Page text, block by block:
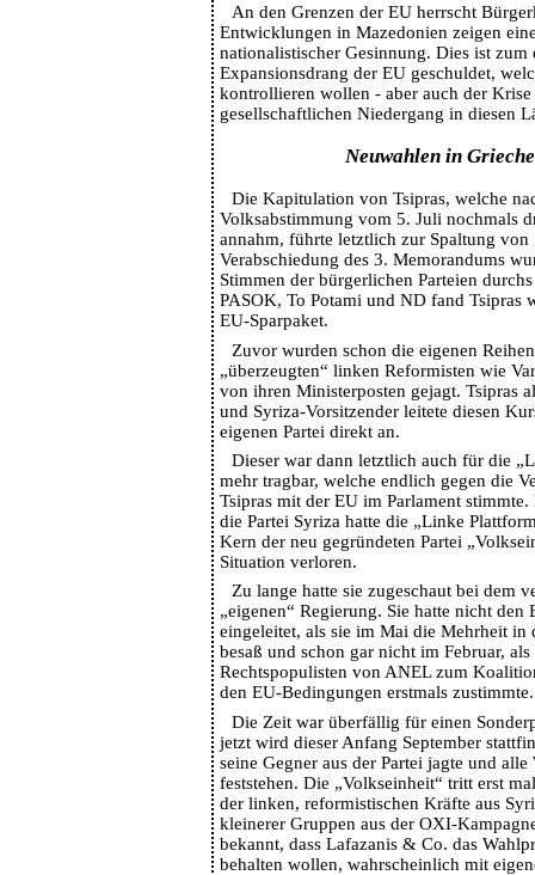
An den Grenzen der EU herrscht
Entwicklungen in Mazedonien zeigen
nationalistischer Gesinnung. Dies ist zum
Expansionsdrang der EU geschuldet,
kontrollieren wollen - aber auch der Krise
gesellschaftlichen Niedergang in diesen
Neuwahlen in
Die Kapitulation von Tsipras, welche
Volksabstimmung vom 5. Juli nochmals
annahm, führte letztlich zur Spaltung von
Verabschiedung des 3. Memorandums
Stimmen der bürgerlichen Parteien
PASOK, To Potami und ND fand Tsipras
EU-Sparpaket.
Zuvor wurden schon die eigenen
„überzeugten“ linken Reformisten wie
von ihren Ministerposten gejagt. Tsipras
und Syriza-Vorsitzender leitete diesen
eigenen Partei direkt an.
Dieser war dann letztlich auch für die
mehr tragbar, welche endlich gegen die
Tsipras mit der EU im Parlament
die Partei Syriza hatte die „Linke
Kern der neu gegründeten Partei
Situation verloren.
Zu lange hatte sie zugeschaut bei dem
„eigenen“ Regierung. Sie hatte nicht den
eingeleitet, als sie im Mai die Mehrheit in
besaß und schon gar nicht im Februar,
Rechtspopulisten von ANEL zum
den EU-Bedingungen erstmals zustimmte.
Die Zeit war überfällig für einen
jetzt wird dieser Anfang September
seine Gegner aus der Partei jagte und
feststehen. Die „Volkseinheit“ tritt erst
der linken, reformistischen Kräfte aus
kleinerer Gruppen aus der OXI-
bekannt, dass Lafazanis & Co. das
behalten wollen, wahrscheinlich mit